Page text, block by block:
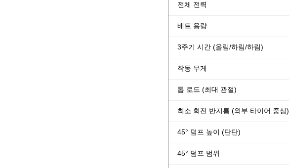
전체 전력
배트 용량
3주기 시간 (올림/하림/하림)
작동 무게
톱 로드 (최대 관절)
최소 회전 반지름 (외부 타이어 중심)
45° 덤프 높이 (단단)
45° 덤프 범위